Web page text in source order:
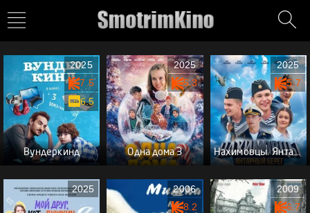
Вундеркинд
2025
7.5
6.5
Одна дома 3
2025
5.3
Нахимовцы. Янтарный берег
2025
5.7
2025
2006
8.2
2009
6.7